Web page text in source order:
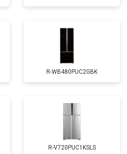
R-WB480PUC2GBK
R-V720PUC1KSLS